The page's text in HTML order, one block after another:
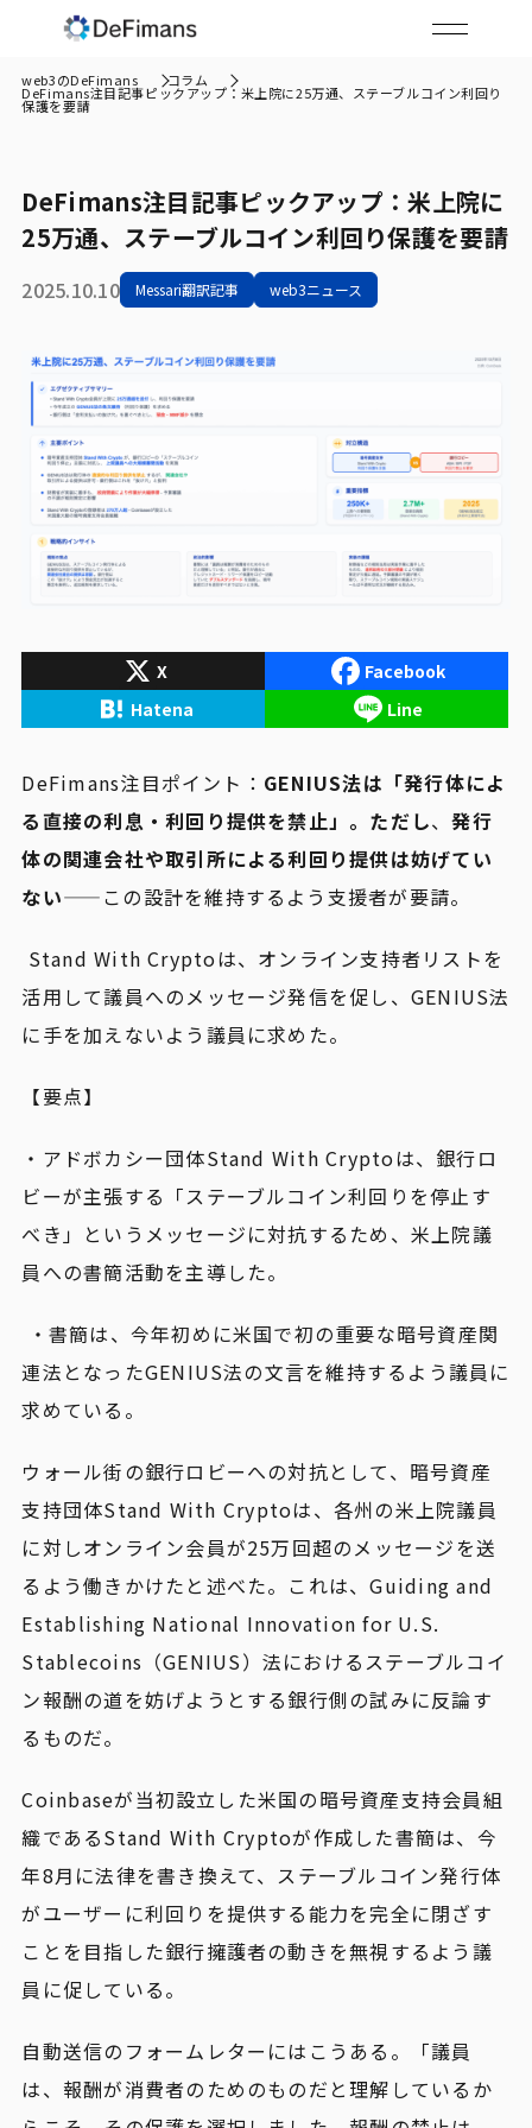
web3のDeFimans コラム
DeFimans注目記事ピックアップ：米上院に25万通、ステーブルコイン利回り
保護を要請
DeFimans注目記事ピックアップ：米上院に
25万通、ステーブルコイン利回り保護を要請
2025.10.10 Messari翻訳記事 web3ニュース
X
Facebook
Hatena
Line
DeFimans注目ポイント： GENIUS法は「発行体によ
る直接の利息・利回り提供を禁止」。ただし、発行
体の関連会社や取引所による利回り提供は妨げてい
ない——この設計を維持するよう支援者が要請。
Stand With Cryptoは、オンライン支持者リストを
活用して議員へのメッセージ発信を促し、GENIUS法
に手を加えないよう議員に求めた。
【要点】
・アドボカシー団体Stand With Cryptoは、銀行ロ
ビーが主張する「ステーブルコイン利回りを停止す
べき」というメッセージに対抗するため、米上院議
員への書簡活動を主導した。
・書簡は、今年初めに米国で初の重要な暗号資産関
連法となったGENIUS法の文言を維持するよう議員に
求めている。
ウォール街の銀行ロビーへの対抗として、暗号資産
支持団体Stand With Cryptoは、各州の米上院議員
に対しオンライン会員が25万回超のメッセージを送
るよう働きかけたと述べた。これは、Guiding and
Establishing National Innovation for U.S.
Stablecoins（GENIUS）法におけるステーブルコイ
ン報酬の道を妨げようとする銀行側の試みに反論す
るものだ。
Coinbaseが当初設立した米国の暗号資産支持会員組
織であるStand With Cryptoが作成した書簡は、今
年8月に法律を書き換えて、ステーブルコイン発行体
がユーザーに利回りを提供する能力を完全に閉ざす
ことを目指した銀行擁護者の動きを無視するよう議
員に促している。
自動送信のフォームレターにはこうある。「議員
は、報酬が消費者のためのものだと理解しているか